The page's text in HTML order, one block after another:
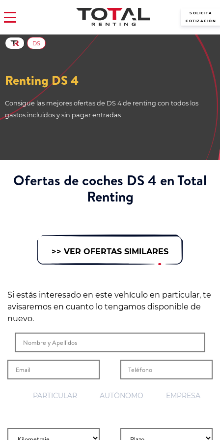
SOLICITA
COTIZACIÓN
Renting DS 4
Consigue las mejores ofertas de DS 4 de renting con todos los
gastos incluidos y sin pagar entradas
DS
Ofertas de coches DS 4 en Total
Renting
>> VER OFERTAS SIMILARES
Si estás interesado en este vehículo en particular, te
avisaremos en cuanto lo tengamos disponible de
nuevo.
PARTICULAR AUTÓNOMO EMPRESA